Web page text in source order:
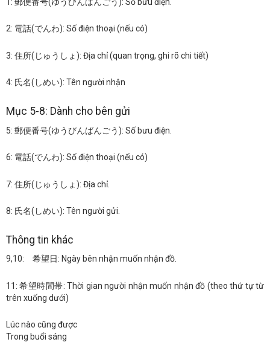
2: 電話(でんわ): Số điện thoại (nếu có)
3: 住所(じゅうしょ): Địa chỉ (quan trọng, ghi rõ chi tiết)
4: 氏名(しめい): Tên người nhận
Mục 5-8: Dành cho bên gửi
5: 郵便番号(ゆうびんばんごう): Số bưu điện.
6: 電話(でんわ): Số điện thoại (nếu có)
7: 住所(じゅうしょ): Địa chỉ.
8: 氏名(しめい): Tên người gửi.
Thông tin khác
9,10: 希望日: Ngày bên nhận muốn nhận đồ.
11: 希望時間帯: Thời gian người nhận muốn nhận đồ (theo thứ tự từ
trên xuống dưới)
Lúc nào cũng được
Trong buổi sáng